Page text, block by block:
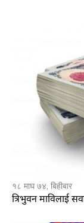
१८ माघ ७४, बिहीबार
त्रिभुवन माविलाई